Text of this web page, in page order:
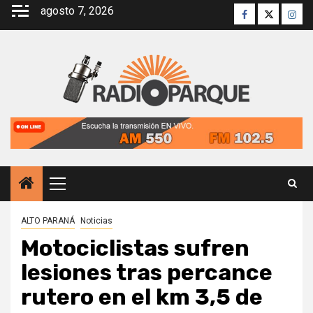
Saltar
agosto 7, 2026 Facebook
Twitter
Menú
principal
ALTO PARANÁ Noticias
Motociclistas sufren
lesiones tras percance
rutero en el km 3,5 de